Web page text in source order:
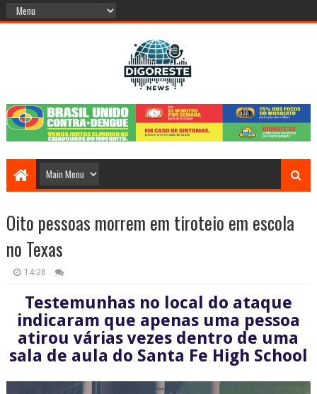
Oito pessoas morrem em tiroteio em escola
no Texas
14:28
Testemunhas no local do ataque
indicaram que apenas uma pessoa
atirou várias vezes dentro de uma
sala de aula do Santa Fe High School